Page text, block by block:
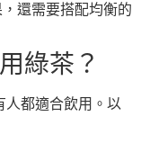
還需要搭配均衡的
綠茶？
人都適合飲用。以